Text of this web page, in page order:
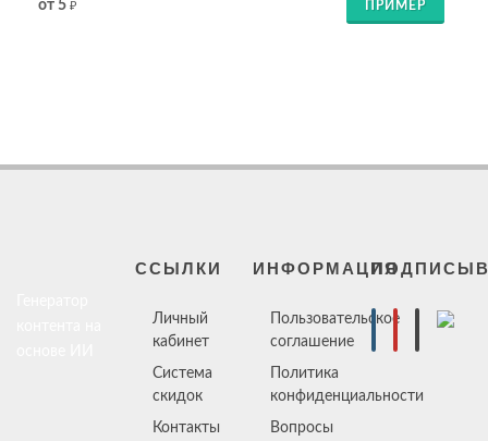
от 5 ₽ ПРИМЕР
ССЫЛКИ
Личный
кабинет
Система
скидок
Контакты
ИНФОРМАЦИЯ
Пользовательское
соглашение
Политика
конфиденциальности
Вопросы